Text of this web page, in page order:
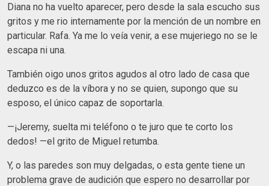
Diana no ha vuelto aparecer, pero desde la sala escucho sus
gritos y me rio internamente por la mención de un nombre en
particular. Rafa. Ya me lo veía venir, a ese mujeriego no se le
escapa ni una.
También oigo unos gritos agudos al otro lado de casa que
deduzco es de la víbora y no se quien, supongo que su
esposo, el único capaz de soportarla.
—¡Jeremy, suelta mi teléfono o te juro que te corto los
dedos! —el grito de Miguel retumba.
Y, o las paredes son muy delgadas, o esta gente tiene un
problema grave de audición que espero no desarrollar por